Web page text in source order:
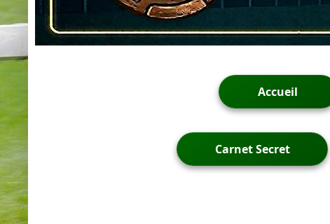
Accueil
Carnet Secret